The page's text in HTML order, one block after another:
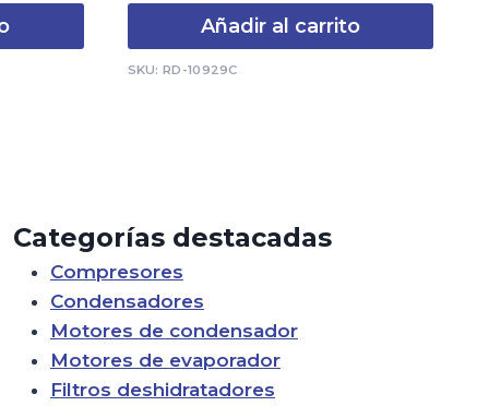
Añadir al carrito
SKU: RD-10929C
Categorías destacadas
Compresores
Condensadores
Motores de condensador
Motores de evaporador
Filtros deshidratadores